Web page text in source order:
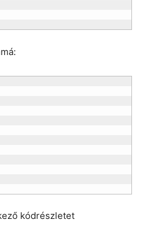
kódrészletet